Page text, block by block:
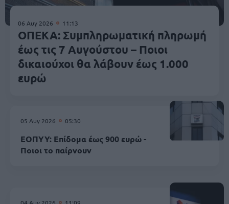
06 Αυγ 2026 11:13
ΟΠΕΚΑ: Συμπληρωματική πληρωμή
έως τις 7 Αυγούστου – Ποιοι
δικαιούχοι θα λάβουν έως 1.000
ευρώ
05 Αυγ 2026 05:30
ΕΟΠΥΥ: Επίδομα έως 900 ευρώ -
Ποιοι το παίρνουν
04 Αυγ 2026 11:09